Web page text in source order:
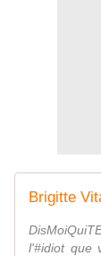
l'#idiot que